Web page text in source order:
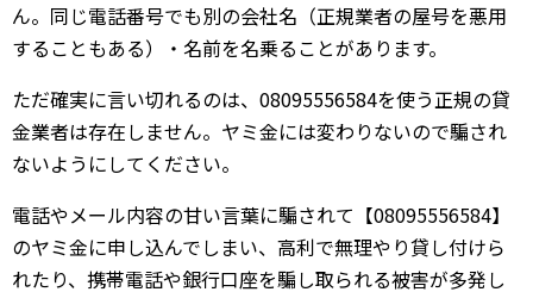
ん。同じ電話番号でも別の会社名（正規業者の屋号を悪用
することもある）・名前を名乗ることがあります。
ただ確実に言い切れるのは、08095556584を使う正規の貸
金業者は存在しません。ヤミ金には変わりないので騙され
ないようにしてください。
電話やメール内容の甘い言葉に騙されて【08095556584】
のヤミ金に申し込んでしまい、高利で無理やり貸し付けら
れたり、携帯電話や銀行口座を騙し取られる被害が多発し